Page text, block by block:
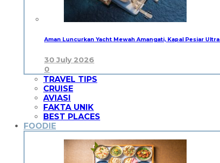
Aman Luncurkan Yacht Mewah Amangati, Kapal Pesiar
30 July 2026
0
TRAVEL TIPS
CRUISE
AVIASI
FAKTA UNIK
BEST PLACES
FOODIE